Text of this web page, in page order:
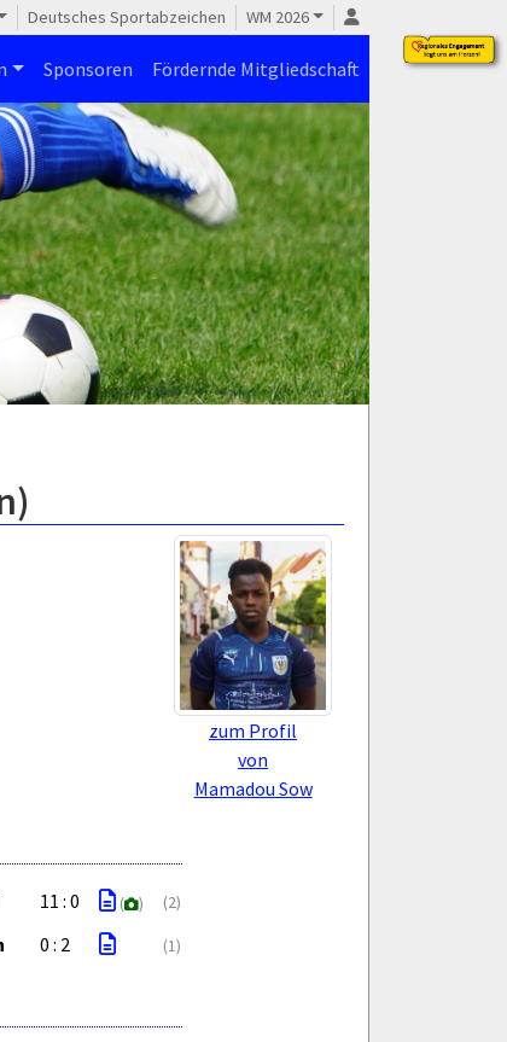
Deutsches Sportabzeichen WM 2026
Sponsoren Fördernde Mitgliedschaft
zum Profil
von
Mamadou Sow
11 : 0 ( ) (2)
0 : 2 (1)